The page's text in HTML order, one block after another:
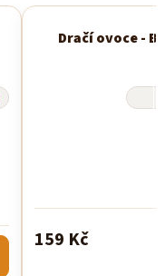
Dračí ovoce -
159 Kč